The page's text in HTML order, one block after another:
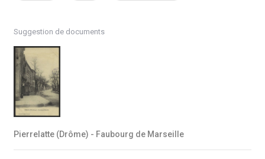
Suggestion de documents
Pierrelatte (Drôme) - Faubourg de Marseille